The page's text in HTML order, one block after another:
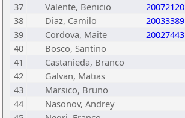
37
Valente, Benicio 20072120
38
Diaz, Camilo 20033389
39
Cordova, Maite 20027443
40
Bosco, Santino
41
Castanieda, Branco
42
Galvan, Matias
43
Marsico, Bruno
44
Nasonov, Andrey